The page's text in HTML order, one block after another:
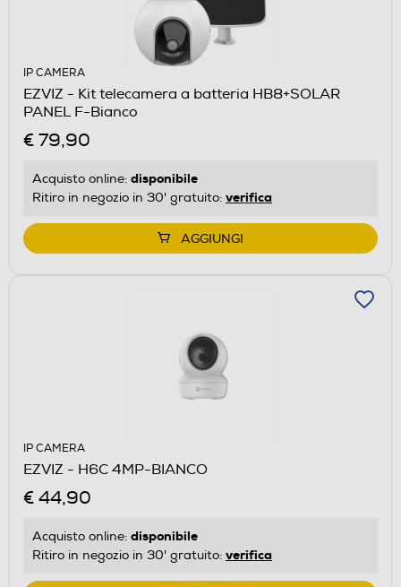
IP CAMERA
EZVIZ - Kit telecamera a batteria HB8+SOLAR
PANEL F-Bianco
€ 79,90
Acquisto online: disponibile
Ritiro in negozio in 30' gratuito: verifica
AGGIUNGI
IP CAMERA
EZVIZ - H6C 4MP-BIANCO
€ 44,90
Acquisto online: disponibile
Ritiro in negozio in 30' gratuito: verifica